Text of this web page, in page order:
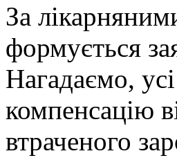
За
формується
Нагадаємо,
компенсацію
втраченого